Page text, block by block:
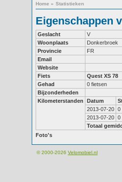
Home » Statistieken
Eigenschappen
Geslacht
V
Woonplaats
Donkerbroek
Provincie
FR
Email
Website
Fiets
Quest XS 78
Gehad
0 fietsen
Bijzonderheden
Kilometerstanden
Datum
2013-07-20 0
2013-07-20 0
Totaal
Foto's
© 2000-2026 Velomobiel.nl